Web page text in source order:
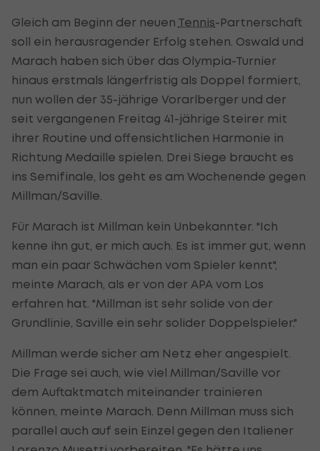
Gleich am Beginn der neuen Tennis-Partnerschaft
soll ein herausragender Erfolg stehen. Oswald und
Marach haben sich über das Olympia-Turnier
hinaus erstmals längerfristig als Doppel formiert,
nun wollen der 35-jährige Vorarlberger und der
seit vergangenen Freitag 41-jährige Steirer mit
ihrer Routine und offensichtlichen Harmonie in
Richtung Medaille spielen. Drei Siege braucht es
ins Semifinale, los geht es am Wochenende gegen
Millman/Saville.
Für Marach ist Millman kein Unbekannter. "Ich
kenne ihn gut, er mich auch. Es ist immer gut, wenn
man ein paar Schwächen vom Spieler kennt",
meinte Marach, als er von der APA vom Los
erfahren hat. "Millman ist sehr solide von der
Grundlinie, Saville ein sehr solider Doppelspieler."
Millman werde sicher am Netz eher angespielt.
Die Frage sei auch, wie viel Millman/Saville vor
dem Auftaktmatch miteinander trainieren
können, meinte Marach. Denn Millman muss sich
parallel auch auf sein Einzel gegen den Italiener